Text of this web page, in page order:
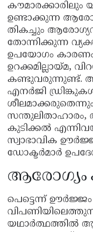
കൗമാരക്കാരിലും
ഉണ്ടാക്കുന്ന
തികച്ചും
തോന്നിക്കുന്ന
ഉപയോഗം കാരണം
ഉറക്കമില്ലായ്മ,
കണ്ടുവരുന്നുണ്ട്.
എനർജി
സന്തുലിതാഹാരം,
കുടിക്കൽ
സ്വാഭാവിക
ഡോക്ടർമാർ
ആരോഗ്യം
പെട്ടെന്ന്
യഥാർത്ഥത്തിൽ